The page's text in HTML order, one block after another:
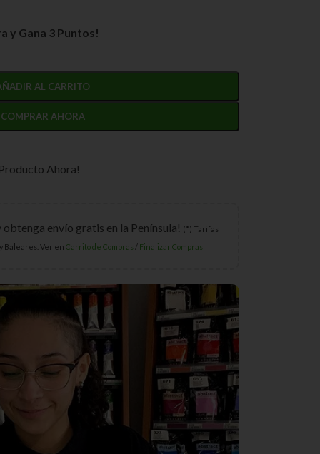
y Gana 3 Puntos!
AL CARRITO
COMPRAR AHORA
Ahora!
envío gratis en la Península! (*) Tarifas
Baleares. Ver en Carrito de Compras / Finalizar Compras